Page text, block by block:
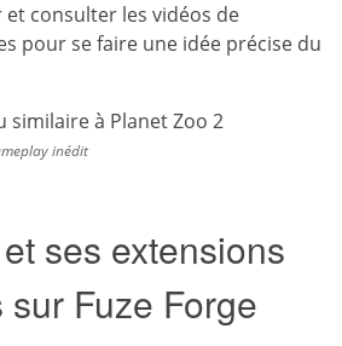
consulter les vidéos de
pour se faire une idée précise du
inédit
ses extensions
Fuze Forge